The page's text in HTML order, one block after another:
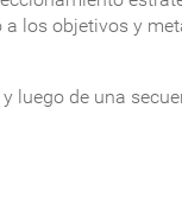
a los objetivos y
luego de una